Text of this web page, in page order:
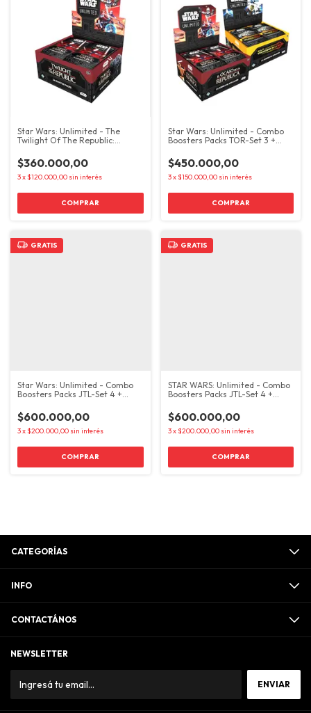
Star Wars: Unlimited - The
Twilight Of The Republic:
$360.000,00
3x $120.000,00 sin interés
Star Wars: Unlimited - Combo
Boosters Packs TOR-Set 3 +
$450.000,00
3x $150.000,00 sin interés
GRATIS
Star Wars: Unlimited - Combo
Boosters Packs JTL-Set 4 +
$600.000,00
3x $200.000,00 sin interés
GRATIS
STAR WARS: Unlimited - Combo
Boosters Packs JTL-Set 4 +
$600.000,00
3x $200.000,00 sin interés
CATEGORÍAS
INFO
CONTACTÁNOS
NEWSLETTER